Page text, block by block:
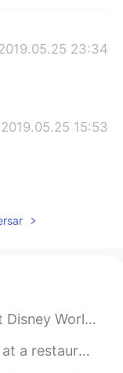
23:34
2019.05.25 15:53
to Disney? What’s you’...
a great experience. I c...